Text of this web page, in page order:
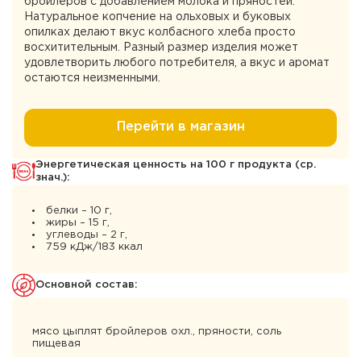
Натуральное копчение на ольховых и буковых
опилках делают вкус колбасного хлеба просто
восхитительным. Разный размер изделия может
удовлетворить любого потребителя, а вкус и аромат
остаются неизменными.
Перейти в магазин
Энергетическая ценность на 100 г продукта (ср.
знач.):
белки – 10 г,
жиры – 15 г,
углеводы – 2 г,
759 кДж/183 ккал
Основной состав:
мясо цыплят бройлеров охл., пряности, соль
пищевая